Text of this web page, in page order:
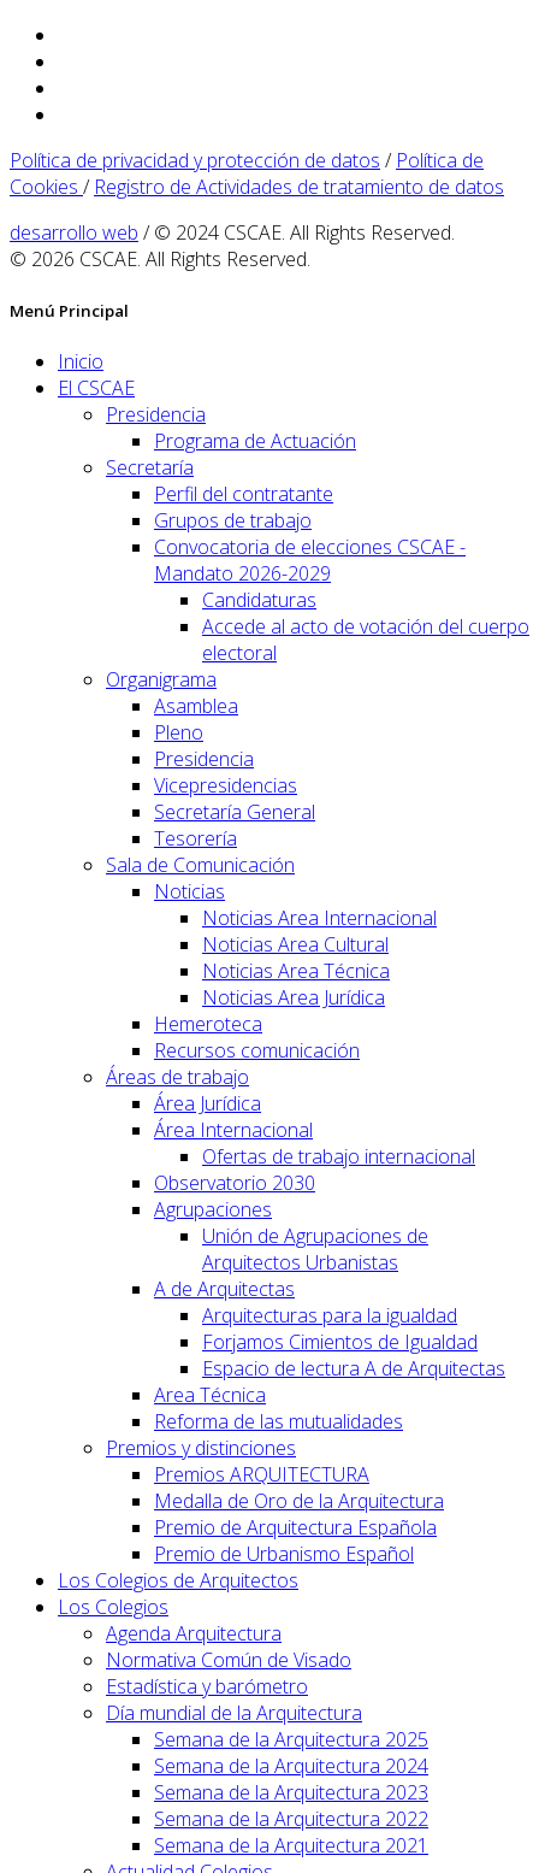
Política de privacidad y protección de datos / Política de
Cookies / Registro de Actividades de tratamiento de datos
desarrollo web / © 2024 CSCAE. All Rights Reserved.
© 2026 CSCAE. All Rights Reserved.
Menú Principal
Inicio
El CSCAE
Presidencia
Programa de Actuación
Secretaría
Perfil del contratante
Grupos de trabajo
Convocatoria de elecciones CSCAE -
Mandato 2026-2029
Candidaturas
Accede al acto de votación del cuerpo
electoral
Organigrama
Asamblea
Pleno
Presidencia
Vicepresidencias
Secretaría General
Tesorería
Sala de Comunicación
Noticias
Noticias Area Internacional
Noticias Area Cultural
Noticias Area Técnica
Noticias Area Jurídica
Hemeroteca
Recursos comunicación
Áreas de trabajo
Área Jurídica
Área Internacional
Ofertas de trabajo internacional
Observatorio 2030
Agrupaciones
Unión de Agrupaciones de
Arquitectos Urbanistas
A de Arquitectas
Arquitecturas para la igualdad
Forjamos Cimientos de Igualdad
Espacio de lectura A de Arquitectas
Area Técnica
Reforma de las mutualidades
Premios y distinciones
Premios ARQUITECTURA
Medalla de Oro de la Arquitectura
Premio de Arquitectura Española
Premio de Urbanismo Español
Los Colegios de Arquitectos
Los Colegios
Agenda Arquitectura
Normativa Común de Visado
Estadística y barómetro
Día mundial de la Arquitectura
Semana de la Arquitectura 2025
Semana de la Arquitectura 2024
Semana de la Arquitectura 2023
Semana de la Arquitectura 2022
Semana de la Arquitectura 2021